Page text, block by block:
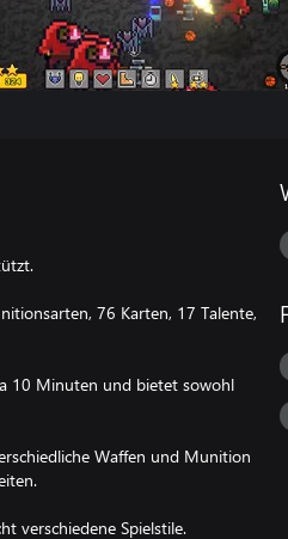
76 Karten, 17 Talente,
10 Minuten und bietet sowohl
Waffen und Munition
verschiedene Spielstile.